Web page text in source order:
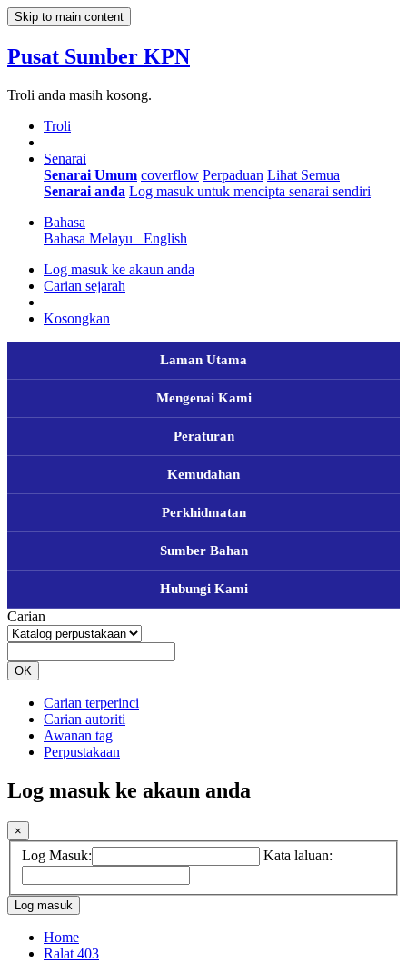
Skip to main content
Pusat Sumber KPN
Troli anda masih kosong.
Troli
Senarai
Senarai Umum coverflow Perpaduan Lihat Semua
Senarai anda Log masuk untuk mencipta senarai sendiri
Bahasa
Bahasa Melayu
English
Log masuk ke akaun anda
Carian sejarah
Kosongkan
Laman Utama
Mengenai Kami
Peraturan
Kemudahan
Perkhidmatan
Sumber Bahan
Hubungi Kami
Carian
OK
Carian terperinci
Carian autoriti
Awanan tag
Perpustakaan
Log masuk ke akaun anda
×
Log Masuk: Kata laluan:
Home
Ralat 403